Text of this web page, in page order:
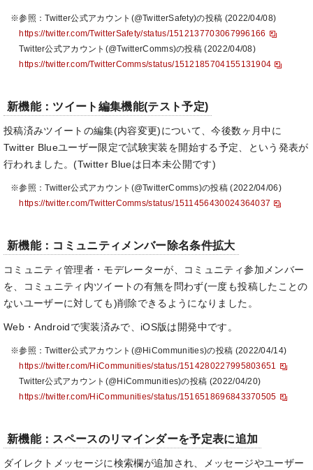
※参照：Twitter公式アカウント(@TwitterSafety)の投稿 (2022/04/08)
https://twitter.com/TwitterSafety/status/1512137703067996166
Twitter公式アカウント(@TwitterComms)の投稿 (2022/04/08)
https://twitter.com/TwitterComms/status/1512185704155131904
新機能：ツイート編集機能(テスト予定)
投稿済みツイートの編集(内容変更)について、今後数ヶ月中に
Twitter Blueユーザー限定で試験実装を開始する予定、という発表が
行われました。(Twitter Blueは日本未公開です)
※参照：Twitter公式アカウント(@TwitterComms)の投稿 (2022/04/06)
https://twitter.com/TwitterComms/status/1511456430024364037
新機能：コミュニティメンバー除名条件拡大
コミュニティ管理者・モデレーターが、コミュニティ参加メンバー
を、コミュニティ内ツイートの有無を問わず(一度も投稿したことの
ないユーザーに対しても)削除できるようになりました。
Web・Androidで実装済みで、iOS版は開発中です。
※参照：Twitter公式アカウント(@HiCommunities)の投稿 (2022/04/14)
https://twitter.com/HiCommunities/status/1514280227995803651
Twitter公式アカウント(@HiCommunities)の投稿 (2022/04/20)
https://twitter.com/HiCommunities/status/1516518696843370505
新機能：スペースのリマインダーを予定表に追加
ダイレクトメッセージに検索欄が追加され、メッセージやユーザー